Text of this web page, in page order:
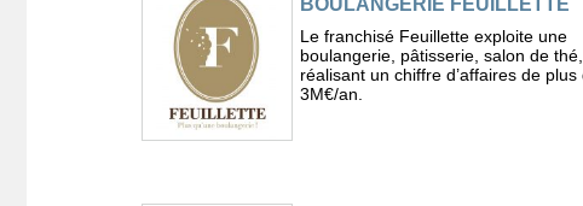
BOULANGERIE FEUILLETTE
Le franchisé Feuillette exploite une
boulangerie, pâtisserie, salon de thé,
réalisant un chiffre d’affaires de plus
3M€/an.